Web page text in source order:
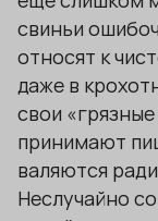
свиньи
относят к
даже в
свои
принимают
валяются
Неслучайно